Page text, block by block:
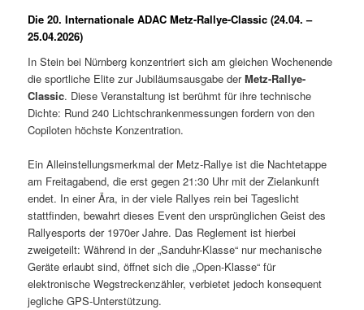
Die 20. Internationale ADAC Metz-Rallye-Classic (24.04. –
25.04.2026)
In Stein bei Nürnberg konzentriert sich am gleichen Wochenende
die sportliche Elite zur Jubiläumsausgabe derMetz-Rallye-
Classic. Diese Veranstaltung ist berühmt für ihre technische
Dichte: Rund 240 Lichtschrankenmessungen fordern von den
Copiloten höchste Konzentration.
Ein Alleinstellungsmerkmal der Metz-Rallye ist die Nachtetappe
am Freitagabend, die erst gegen 21:30 Uhr mit der Zielankunft
endet. In einer Ära, in der viele Rallyes rein bei Tageslicht
stattfinden, bewahrt dieses Event den ursprünglichen Geist des
Rallyesports der 1970er Jahre. Das Reglement ist hierbei
zweigeteilt: Während in der „Sanduhr-Klasse“ nur mechanische
Geräte erlaubt sind, öffnet sich die „Open-Klasse“ für
elektronische Wegstreckenzähler, verbietet jedoch konsequent
jegliche GPS-Unterstützung.